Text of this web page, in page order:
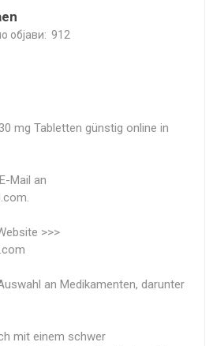
објави: 912
mg Tabletten günstig online in
Mail an
>>>
an Medikamenten, darunter
mit einem schwer